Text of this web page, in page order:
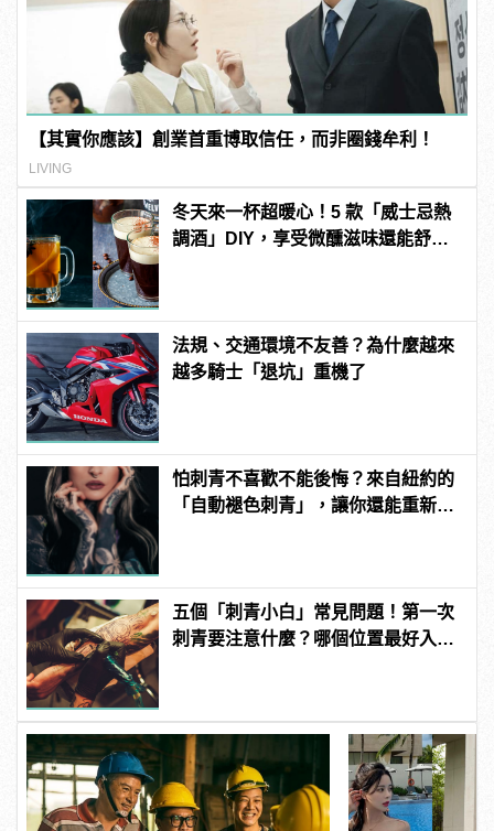
【其實你應該】創業首重博取信任，而非圈錢牟利！
LIVING
冬天來一杯超暖心！5 款「威士忌熱
調酒」DIY，享受微醺滋味還能舒緩
法規、交通環境不友善？為什麼越來
越多騎士「退坑」重機了
怕刺青不喜歡不能後悔？來自紐約的
「自動褪色刺青」，讓你還能重新來
五個「刺青小白」常見問題！第一次
刺青要注意什麼？哪個位置最好入